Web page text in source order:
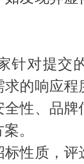
针对提交
的响应
性、品
。
标性质，